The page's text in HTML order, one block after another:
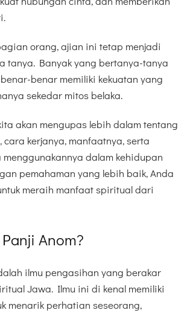
orang, ajian ini tetap menjadi
tanya. Banyak yang bertanya-tanya
benar memiliki kekuatan yang
sekedar mitos belaka.
akan mengupas lebih dalam tentang
kerjanya, manfaatnya, serta
dalam kehidupan
pemahaman yang lebih baik, Anda
meraih manfaat spiritual dari
Anom?
ilmu pengasihan yang berakar
Jawa. Ilmu ini di kenal memiliki
menarik perhatian seseorang,